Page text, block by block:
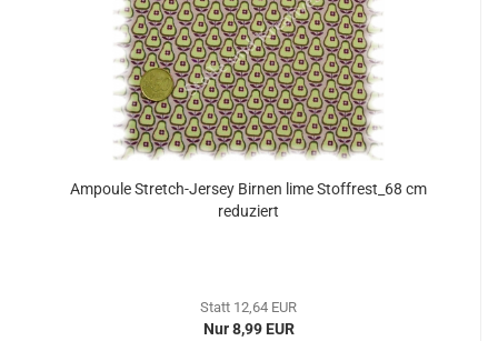
Ampoule Stretch-Jersey Birnen lime Stoffrest_68 cm
reduziert
Statt 12,64 EUR
Nur 8,99 EUR